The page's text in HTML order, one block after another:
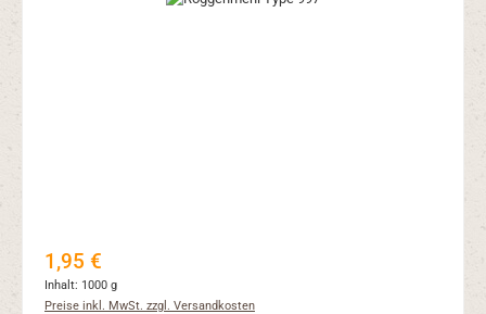
Regulärer Preis:
1,95 €
Inhalt: 1000 g
Preise inkl. MwSt. zzgl. Versandkosten